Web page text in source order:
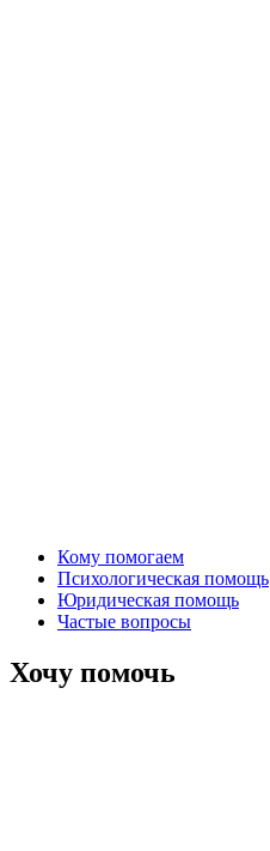
Кому помогаем
Психологическая помощь
Юридическая помощь
Частые вопросы
Хочу помочь